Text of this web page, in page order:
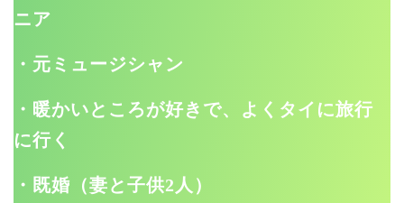
ニア
・元ミュージシャン
・暖かいところが好きで、よくタイに旅行
に行く
・既婚（妻と子供2人）